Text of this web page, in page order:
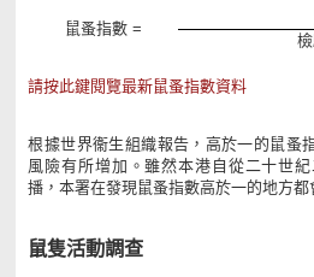
鼠蚤指數 =
請按此鍵閱覽最新鼠蚤指數資料
根據世界衞生組織報告，高於一的鼠蚤
風險有所增加。雖然本港自從二十世
播，本署在發現鼠蚤指數高於一的地方都
鼠隻活動調查